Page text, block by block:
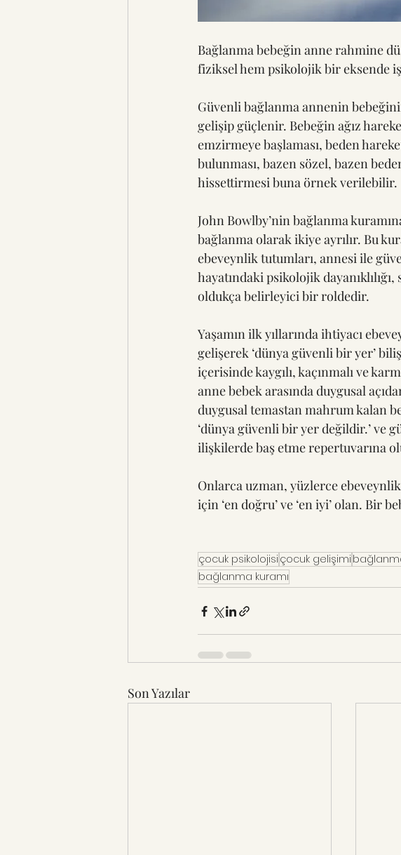
Bağlanma bebeğin anne rahmine
fiziksel hem psikolojik bir eksende
Güvenli bağlanma annenin
gelişip güçlenir. Bebeğin ağız
emzirmeye başlaması, beden
bulunması, bazen sözel, bazen
hissettirmesi buna örnek verilebilir.
John Bowlby’nin bağlanma
bağlanma olarak ikiye ayrılır. Bu
ebeveynlik tutumları, annesi ile
hayatındaki psikolojik
oldukça belirleyici bir roldedir.
Yaşamın ilk yıllarında ihtiyacı
gelişerek ‘dünya güvenli bir yer’
içerisinde kaygılı, kaçınmalı ve
anne bebek arasında duygusal
duygusal temastan mahrum kalan
‘dünya güvenli bir yer değildir.’ ve
ilişkilerde baş etme repertuvarına
Onlarca uzman, yüzlerce
için ‘en doğru’ ve ‘en iyi’ olan. Bir
çocuk psikolojisi çocuk gelişimi
bağlanma kuramı
Son Yazılar